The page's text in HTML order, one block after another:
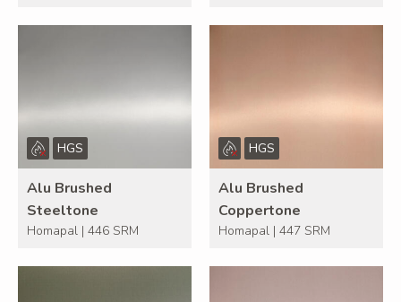
HGS
Alu Brushed
Steeltone
Homapal | 446 SRM
HGS
Alu Brushed
Coppertone
Homapal | 447 SRM